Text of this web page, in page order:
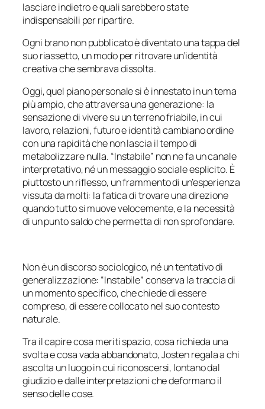
lasciare indietro e quali sarebbero state
indispensabili per ripartire.
Ogni brano non pubblicato è diventato una tappa del
suo riassetto, un modo per ritrovare un’identità
creativa che sembrava dissolta.
Oggi, quel piano personale si è innestato in un tema
più ampio, che attraversa una generazione: la
sensazione di vivere su un terreno friabile, in cui
lavoro, relazioni, futuro e identità cambiano ordine
con una rapidità che non lascia il tempo di
metabolizzare nulla. “Instabile” non ne fa un canale
interpretativo, né un messaggio sociale esplicito. È
piuttosto un riflesso, un frammento di un’esperienza
vissuta da molti: la fatica di trovare una direzione
quando tutto si muove velocemente, e la necessità
di un punto saldo che permetta di non sprofondare.
Non è un discorso sociologico, né un tentativo di
generalizzazione: “Instabile” conserva la traccia di
un momento specifico, che chiede di essere
compreso, di essere collocato nel suo contesto
naturale.
Tra il capire cosa meriti spazio, cosa richieda una
svolta e cosa vada abbandonato, Josten regala a chi
ascolta un luogo in cui riconoscersi, lontano dal
giudizio e dalle interpretazioni che deformano il
senso delle cose.